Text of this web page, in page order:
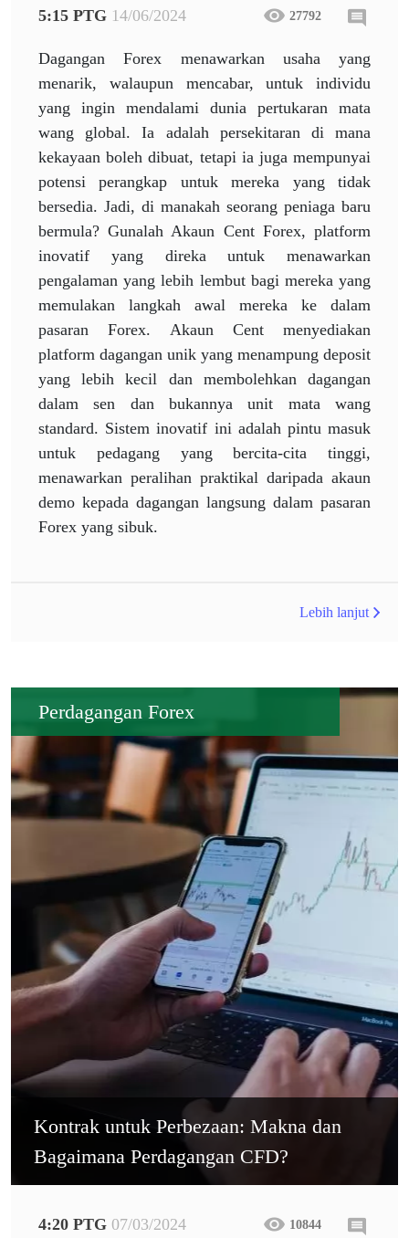
5:15 PTG 14/06/2024 27792
Dagangan Forex menawarkan usaha yang
menarik, walaupun mencabar, untuk individu
yang ingin mendalami dunia pertukaran mata
wang global. Ia adalah persekitaran di mana
kekayaan boleh dibuat, tetapi ia juga mempunyai
potensi perangkap untuk mereka yang tidak
bersedia. Jadi, di manakah seorang peniaga baru
bermula? Gunalah Akaun Cent Forex, platform
inovatif yang direka untuk menawarkan
pengalaman yang lebih lembut bagi mereka yang
memulakan langkah awal mereka ke dalam
pasaran Forex. Akaun Cent menyediakan
platform dagangan unik yang menampung deposit
yang lebih kecil dan membolehkan dagangan
dalam sen dan bukannya unit mata wang
standard. Sistem inovatif ini adalah pintu masuk
untuk pedagang yang bercita-cita tinggi,
menawarkan peralihan praktikal daripada akaun
demo kepada dagangan langsung dalam pasaran
Forex yang sibuk.
Lebih lanjut
Perdagangan Forex
Kontrak untuk Perbezaan: Makna dan
Bagaimana Perdagangan CFD?
4:20 PTG 07/03/2024 10844